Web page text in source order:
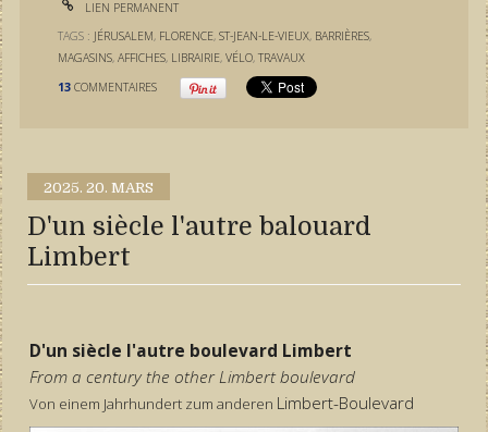
LIEN PERMANENT
TAGS : JÉRUSALEM, FLORENCE,ST-JEAN-LE-VIEUX, BARRIÈRES,
MAGASINS,AFFICHES, LIBRAIRIE,VÉLO,TRAVAUX
13 COMMENTAIRES
2025. 20. MARS
D'un siècle l'autre balouard
Limbert
D'un siècle l'autre boulevard Limbert
From a century the other Limbert boulevard
Von einem Jahrhundert zum anderen Limbert-Boulevard